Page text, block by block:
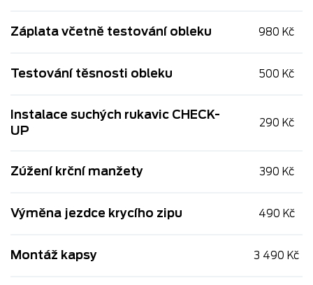
Záplata včetně testování obleku 980 Kč
Testování těsnosti obleku 500 Kč
Instalace suchých rukavic CHECK-
UP
290 Kč
Zúžení krční manžety 390 Kč
Výměna jezdce krycího zipu 490 Kč
Montáž kapsy 3 490 Kč